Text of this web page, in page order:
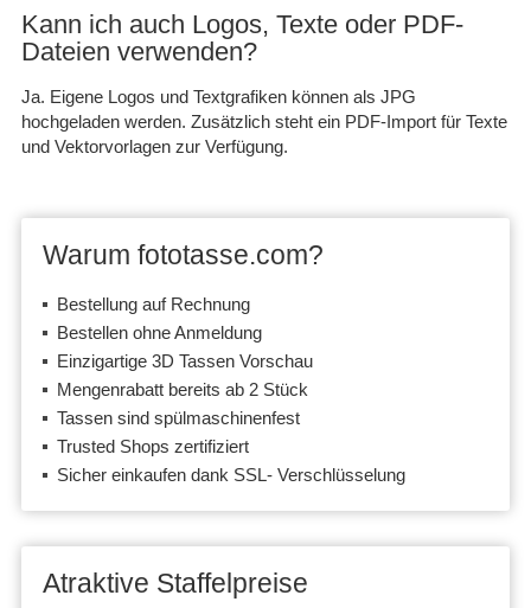
Kann ich auch Logos, Texte oder PDF-
Dateien verwenden?
Ja. Eigene Logos und Textgrafiken können als JPG
hochgeladen werden. Zusätzlich steht ein PDF-Import für Texte
und Vektorvorlagen zur Verfügung.
Warum fototasse.com?
Bestellung auf Rechnung
Bestellen ohne Anmeldung
Einzigartige 3D Tassen Vorschau
Mengenrabatt bereits ab 2 Stück
Tassen sind spülmaschinenfest
Trusted Shops zertifiziert
Sicher einkaufen dank SSL- Verschlüsselung
Atraktive Staffelpreise